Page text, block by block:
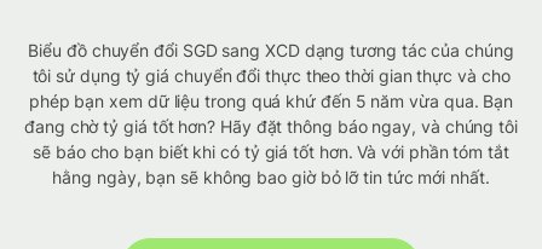
Biểu đồ chuyển đổi SGD sang XCD dạng tương tác của chúng
tôi sử dụng tỷ giá chuyển đổi thực theo thời gian thực và cho
phép bạn xem dữ liệu trong quá khứ đến 5 năm vừa qua. Bạn
đang chờ tỷ giá tốt hơn? Hãy đặt thông báo ngay, và chúng tôi
sẽ báo cho bạn biết khi có tỷ giá tốt hơn. Và với phần tóm tắt
hằng ngày, bạn sẽ không bao giờ bỏ lỡ tin tức mới nhất.